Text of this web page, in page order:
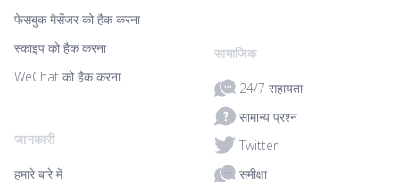
फेसबुक मैसेंजर को हैक करना
स्काइप को हैक करना
WeChat को हैक करना
जानकारी
हमारे बारे में
सामाजिक
24/7 सहायता
सामान्य प्रश्न
Twitter
समीक्षा